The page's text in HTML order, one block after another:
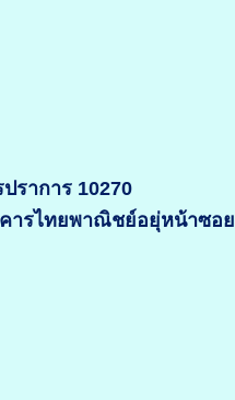
ราการ 10270
ารไทยพาณิชย์อยุ่หน้าซอย